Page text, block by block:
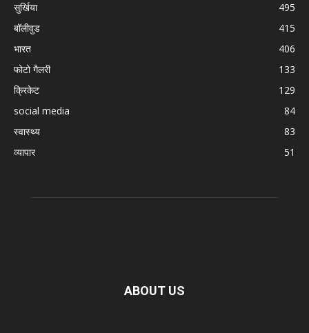
सुर्खिया
495
बॉलीवुड
415
भारत
406
फोटो गैलरी
133
क्रिकेट
129
social media
84
स्वास्थ्य
83
व्यापार
51
ABOUT US